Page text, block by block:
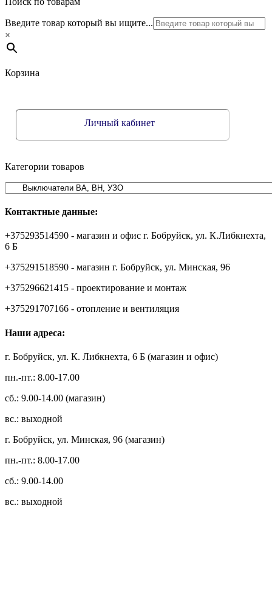
Введите товар который вы ищите...
×
Корзина
Личный кабинет
Категории товаров
Контактные данные:
+375293514590 - магазин и офис г. Бобруйск, ул. К.Либкнехта,
6 Б
+375291518590 - магазин г. Бобруйск, ул. Минская, 96
+375296621415 - проектирование и монтаж
+375291707166 - отопление и вентиляция
Наши адреса:
г. Бобруйск, ул. К. Либкнехта, 6 Б (магазин и офис)
пн.-пт.: 8.00-17.00
сб.: 9.00-14.00 (магазин)
вс.: выходной
г. Бобруйск, ул. Минская, 96 (магазин)
пн.-пт.: 8.00-17.00
сб.: 9.00-14.00
вс.: выходной